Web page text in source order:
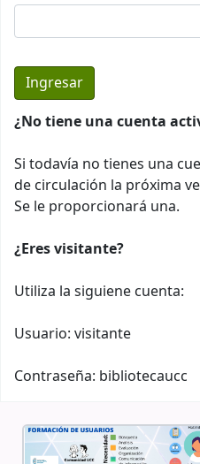
¿No tiene una cuenta
Si todavía no tienes una
de circulación la próxima
Se le proporcionará una.
¿Eres visitante?
Utiliza la siguiene cuenta:
Usuario: visitante
Contraseña: bibliotecaucc